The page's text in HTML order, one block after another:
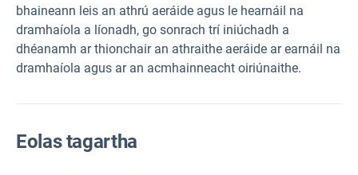
bhaineann leis an athrú aeráide agus le hearnáil na
dramhaíola a líonadh, go sonrach trí iniúchadh a
dhéanamh ar thionchair an athraithe aeráide ar earnáil na
dramhaíola agus ar an acmhainneacht oiriúnaithe.
Eolas tagartha